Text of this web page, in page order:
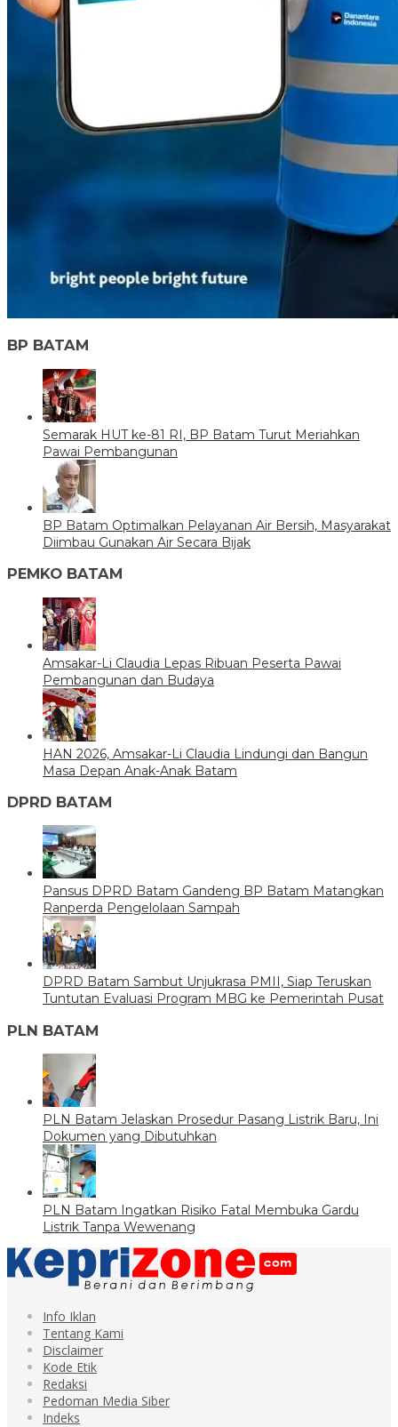
BP BATAM
Semarak HUT ke-81 RI, BP Batam Turut Meriahkan
Pawai Pembangunan
BP Batam Optimalkan Pelayanan Air Bersih, Masyarakat
Diimbau Gunakan Air Secara Bijak
PEMKO BATAM
Amsakar-Li Claudia Lepas Ribuan Peserta Pawai
Pembangunan dan Budaya
HAN 2026, Amsakar-Li Claudia Lindungi dan Bangun
Masa Depan Anak-Anak Batam
DPRD BATAM
Pansus DPRD Batam Gandeng BP Batam Matangkan
Ranperda Pengelolaan Sampah
DPRD Batam Sambut Unjukrasa PMII, Siap Teruskan
Tuntutan Evaluasi Program MBG ke Pemerintah Pusat
PLN BATAM
PLN Batam Jelaskan Prosedur Pasang Listrik Baru, Ini
Dokumen yang Dibutuhkan
PLN Batam Ingatkan Risiko Fatal Membuka Gardu
Listrik Tanpa Wewenang
Info Iklan
Tentang Kami
Disclaimer
Kode Etik
Redaksi
Pedoman Media Siber
Indeks